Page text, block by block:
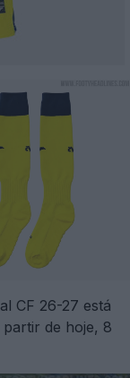
CF 26-27 está
de hoje, 8